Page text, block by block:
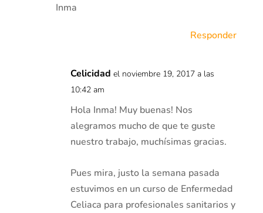
Inma
Responder
Celicidad el noviembre 19, 2017 a las
10:42 am
Hola Inma! Muy buenas! Nos
alegramos mucho de que te guste
nuestro trabajo, muchísimas gracias.
Pues mira, justo la semana pasada
estuvimos en un curso de Enfermedad
Celiaca para profesionales sanitarios y